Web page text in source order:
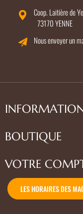
Coop. Laitière de
73170 YENNE
Nous envoyer un
BOUTIQUE
VOTRE
LES HORAIRES DES